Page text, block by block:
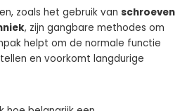
zoals het gebruik van schroeven
, zijn gangbare methodes om
helpt om de normale functie
en voorkomt langdurige